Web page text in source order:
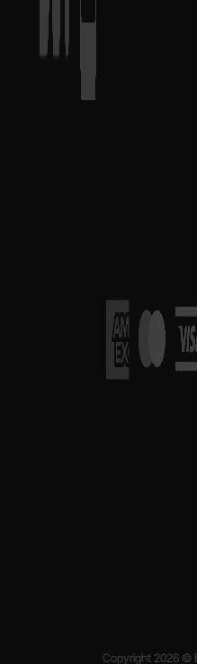
Copyright 2026 ©